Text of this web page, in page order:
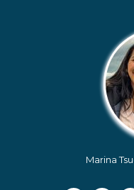
Marina